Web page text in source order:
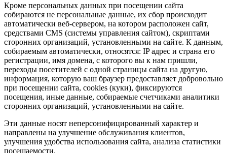
Кроме персональных данных при посещении сайта
собираются не персональные данные, их сбор происходит
автоматически веб-сервером, на котором расположен сайт,
средствами CMS (системы управления сайтом), скриптами
сторонних организаций, установленными на сайте. К данным,
собираемым автоматически, относятся: IP адрес и страна его
регистрации, имя домена, с которого вы к нам пришли,
переходы посетителей с одной страницы сайта на другую,
информация, которую ваш браузер предоставляет добровольно
при посещении сайта, cookies (куки), фиксируются
посещения, иные данные, собираемые счетчиками аналитики
сторонних организаций, установленными на сайте.
Эти данные носят неперсонифицированный характер и
направлены на улучшение обслуживания клиентов,
улучшения удобства использования сайта, анализа статистики
посещаемости.